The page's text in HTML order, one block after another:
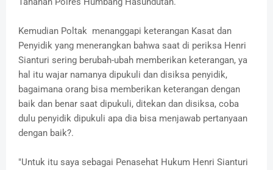
Kemudian Poltak menanggapi keterangan Kasat dan
Penyidik yang menerangkan bahwa saat di periksa Henri
Sianturi sering berubah-ubah memberikan keterangan, ya
hal itu wajar namanya dipukuli dan disiksa penyidik,
bagaimana orang bisa memberikan keterangan dengan
baik dan benar saat dipukuli, ditekan dan disiksa, coba
dulu penyidik dipukuli apa dia bisa menjawab pertanyaan
dengan baik?.
"Untuk itu saya sebagai Penasehat Hukum Henri Sianturi